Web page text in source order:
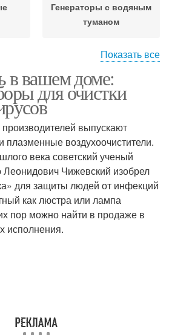
Генераторы с водяным
туманом
диоксидом
Показать все
в вашем доме:
для очистки
выпускают
плазменные воздухоочистители.
века советский ученый
Чижевский изобрел
для защиты людей от инфекций
как люстра или лампа
пор можно найти в продаже в
исполнения.